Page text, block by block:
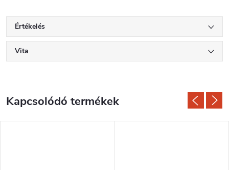
Értékelés
Vita
Kapcsolódó termékek